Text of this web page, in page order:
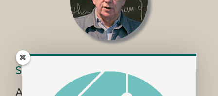
Sheldon Lee Glashow
Académico de Honor de la Real